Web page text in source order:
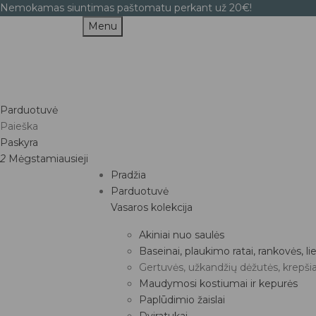
Nemokamas siuntimas paštomatu perkant už 20€!
Menu
Parduotuvė
Paieška
Paskyra
2 Mėgstamiausieji
Pradžia
Parduotuvė
Vasaros kolekcija
Akiniai nuo saulės
Baseinai, plaukimo ratai, rankovės,
Gertuvės, užkandžių dėžutės,
Maudymosi kostiumai ir kepurės
Paplūdimio žaislai